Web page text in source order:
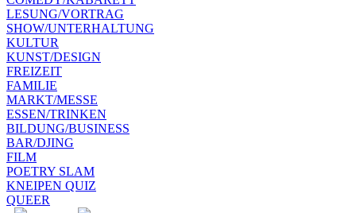
LESUNG/VORTRAG
SHOW/UNTERHALTUNG
KULTUR
KUNST/DESIGN
FREIZEIT
FAMILIE
MARKT/MESSE
ESSEN/TRINKEN
BILDUNG/BUSINESS
BAR/DJING
FILM
POETRY SLAM
KNEIPEN QUIZ
QUEER